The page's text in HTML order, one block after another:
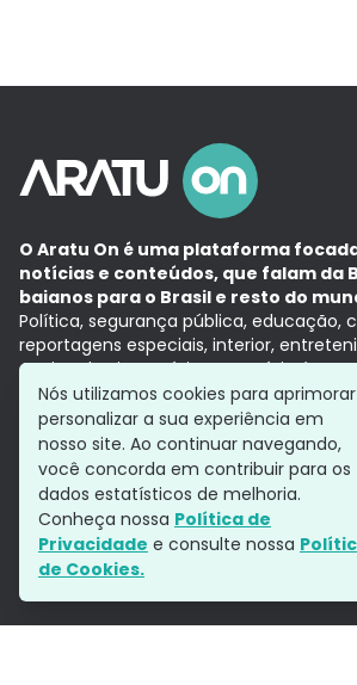
O Aratu On é uma plataforma
notícias e conteúdos, que falam da
baianos para o Brasil e resto do
Política, segurança pública, educação,
reportagens especiais, interior,
Aqui, tudo vira notícia e a notícia é no
com a credibilidade do Grupo Aratu.
Grupo Aratu
Política de privacidade
Siga-nos
Nós utilizamos cookies para
personalizar a sua experiência em
nosso site. Ao continuar navegando,
você concorda em contribuir para os
dados estatísticos de melhoria.
Conheça nossa Política de
Privacidade e consulte nossa
de Cookies.